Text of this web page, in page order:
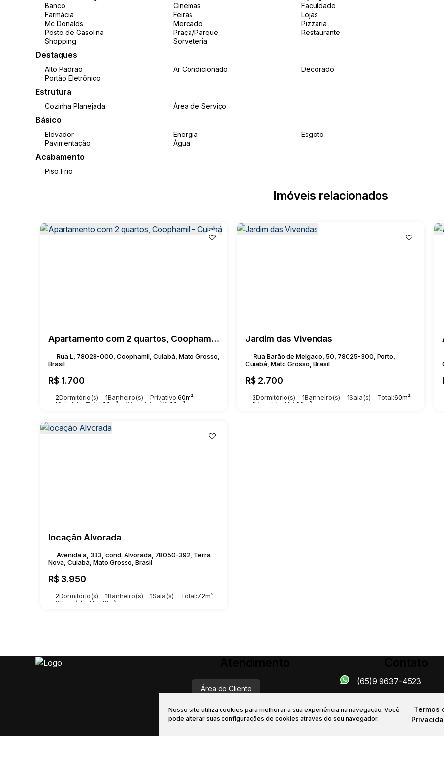
Nosso site utiliza cookies para melhorar a sua experiência na navegação. Você
pode alterar suas configurações de cookies através do seu navegador.
Termos
Móveis planejados
Espelhos
Chuveiros instalados
Cozinha:
Móveis planejados
Geladeira
Forno
Micro-ondas
Filtro de água
Adega
🏢Condomínio completo com área de lazer:
Espaço Kids
📞 Entre em contato para mais informações e agendamento de visita.
Banco
Cinemas
Faculdade
Farmácia
Feiras
Lojas
Mc Donalds
Mercado
Pizzaria
Posto de Gasolina
Praça/Parque
Restaurante
Shopping
Sorveteria
Destaques
Alto Padrão Ar Condicionado
Decorado
Portão Eletrônico
Estrutura
Cozinha Planejada Área de Serviço
Básico
Elevador Energia
Esgoto
Pavimentação
Água
Acabamento
Piso Frio
Imóveis relacionados
Apartamento com 2 quartos, Coophamil - Cuiabá
R$ 1.700
Rua L, 78028-000, Coophamil, Cuiabá, Mato Grosso,
Brasil
2Dormitório(s) 1Banheiro(s) Privativo:60m²
1Sala(s) Total: 60m² 1Vaga(s) Útil: 60m²
Jardim das Vivendas
R$2.700
Rua Barão de Melgaço, 50, 78025-300, Porto,
Cuiabá, Mato Grosso, Brasil
3Dormitório(s) 1Banheiro(s) 1Sala(s) Total:60m²
1Vaga(s) Útil: 60m²
locação Alvorada
R$ 3.950
Avenida a, 333, cond. Alvorada, 78050-392, Terra
Nova, Cuiabá, Mato Grosso, Brasil
2Dormitório(s) 1Banheiro(s) 1Sala(s) Total:72m²
2Vaga(s) Útil: 72m²
Área do Cliente
vendas@idealeimoveismt.com.br
(65)9 9637-4523